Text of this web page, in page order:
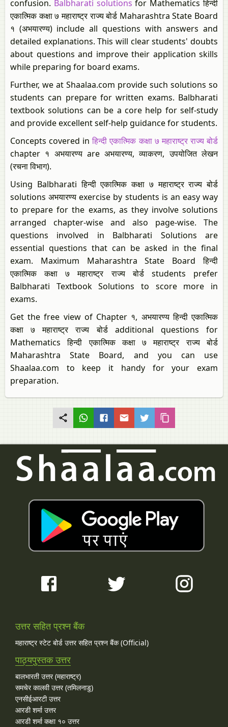
confusion. Balbharati solutions for Mathematics हिन्दी
एकात्मिक कक्षा ७ महाराष्ट्र राज्य बोर्ड Maharashtra State Board
१ (अभयारण्य) include all questions with answers and
detailed explanations. This will clear students' doubts
about questions and improve their application skills
while preparing for board exams.
Further, we at Shaalaa.com provide such solutions so
students can prepare for written exams. Balbharati
textbook solutions can be a core help for self-study
and provide excellent self-help guidance for students.
Concepts covered inहिन्दी एकात्मिक कक्षा ७ महाराष्ट्र राज्य बोर्ड
chapter १ अभयारण्य are अभयारण्य, व्याकरण, उपयोजित लेखन
(रचना विभाग).
Using Balbharati हिन्दी एकात्मिक कक्षा ७ महाराष्ट्र राज्य बोर्ड
solutions अभयारण्य exercise by students is an easy way
to prepare for the exams, as they involve solutions
arranged chapter-wise and also page-wise. The
questions involved in Balbharati Solutions are
essential questions that can be asked in the final
exam. Maximum Maharashtra State Board हिन्दी
एकात्मिक कक्षा ७ महाराष्ट्र राज्य बोर्ड students prefer
Balbharati Textbook Solutions to score more in
exams.
Get the free view of Chapter १, अभयारण्य हिन्दी एकात्मिक
कक्षा ७ महाराष्ट्र राज्य बोर्ड additional questions for
Mathematics हिन्दी एकात्मिक कक्षा ७ महाराष्ट्र राज्य बोर्ड
Maharashtra State Board, and you can use
Shaalaa.com to keep it handy for your exam
preparation.
उत्तर सहित प्रश्न बैंक
महाराष्ट्र स्टेट बोर्ड उत्तर सहित प्रश्न बैंक (Official)
पाठ्यपुस्तक उत्तर
बालभारती उत्तर (महाराष्ट्र)
समचेर कालवी उत्तर (तमिलनाडु)
एनसीईआरटी उत्तर
आरडी शर्मा उत्तर
आरडी शर्मा कक्षा १० उत्तर